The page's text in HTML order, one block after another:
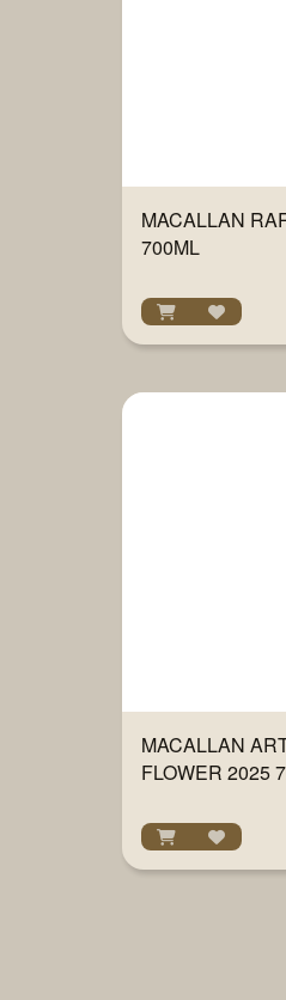
MACALLAN
700ML
MACALLAN
FLOWER 2025